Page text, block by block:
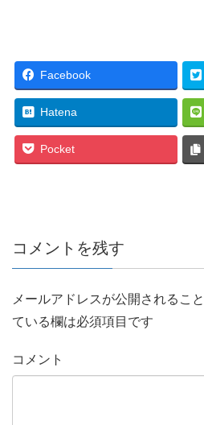
Facebook
Hatena
Pocket
コメントを残す
メールアドレスが公開されるこ
ている欄は必須項目です
コメント